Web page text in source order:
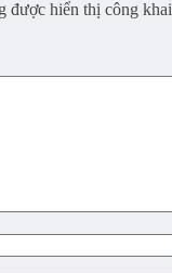
được hiển thị công